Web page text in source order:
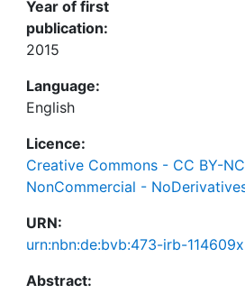
Year of first
publication:
2015
Language:
English
Licence:
Creative Commons - CC BY-
NonCommercial -
URN:
urn:nbn:de:bvb:473-irb-114609x
Abstract: